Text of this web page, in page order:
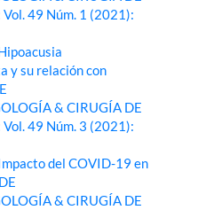
Vol. 49 Núm. 1 (2021):
y su relación con
& CIRUGÍA DE
Vol. 49 Núm. 3 (2021):
del COVID-19 en
& CIRUGÍA DE